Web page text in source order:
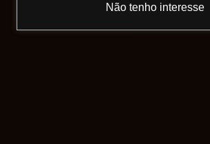
Não tenho interesse